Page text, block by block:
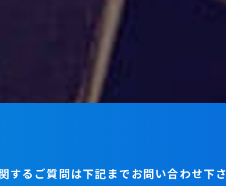
するご質問は下記までお問い合わせ下さ